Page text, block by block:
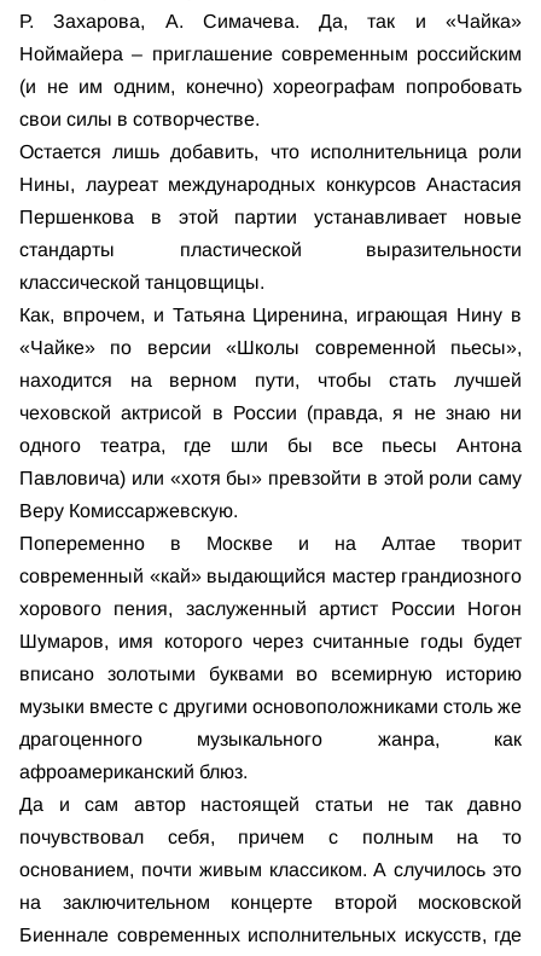
Р. Захарова, А. Симачева. Да, так и «Чайка»
Ноймайера – приглашение современным российским
(и не им одним, конечно) хореографам попробовать
свои силы в сотворчестве.
Остается лишь добавить, что исполнительница роли
Нины, лауреат международных конкурсов Анастасия
Першенкова в этой партии устанавливает новые
стандарты пластической выразительности
классической танцовщицы.
Как, впрочем, и Татьяна Циренина, играющая Нину в
«Чайке» по версии «Школы современной пьесы»,
находится на верном пути, чтобы стать лучшей
чеховской актрисой в России (правда, я не знаю ни
одного театра, где шли бы все пьесы Антона
Павловича) или «хотя бы» превзойти в этой роли саму
Веру Комиссаржевскую.
Попеременно в Москве и на Алтае творит
современный «кай» выдающийся мастер грандиозного
хорового пения, заслуженный артист России Ногон
Шумаров, имя которого через считанные годы будет
вписано золотыми буквами во всемирную историю
музыки вместе с другими основоположниками столь же
драгоценного музыкального жанра, как
афроамериканский блюз.
Да и сам автор настоящей статьи не так давно
почувствовал себя, причем с полным на то
основанием, почти живым классиком. А случилось это
на заключительном концерте второй московской
Биеннале современных исполнительных искусств, где